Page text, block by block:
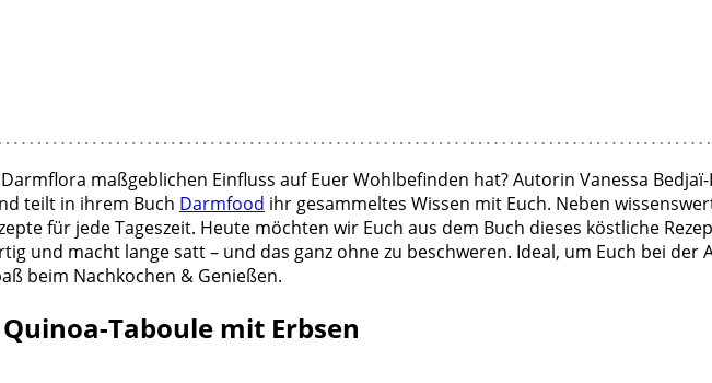
maßgeblichen Einfluss auf Euer Wohlbefinden hat? Autorin Vanessa
teilt in ihrem Buch Darmfood ihr gesammeltes Wissen mit Euch. Neben
für jede Tageszeit. Heute möchten wir Euch aus dem Buch dieses köstliche
und macht lange satt – und das ganz ohne zu beschweren. Ideal, um Euch bei
beim Nachkochen & Genießen.
Taboule mit Erbsen